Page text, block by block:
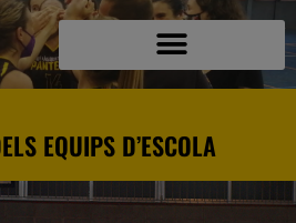
EQUIPS D’ESCOLA